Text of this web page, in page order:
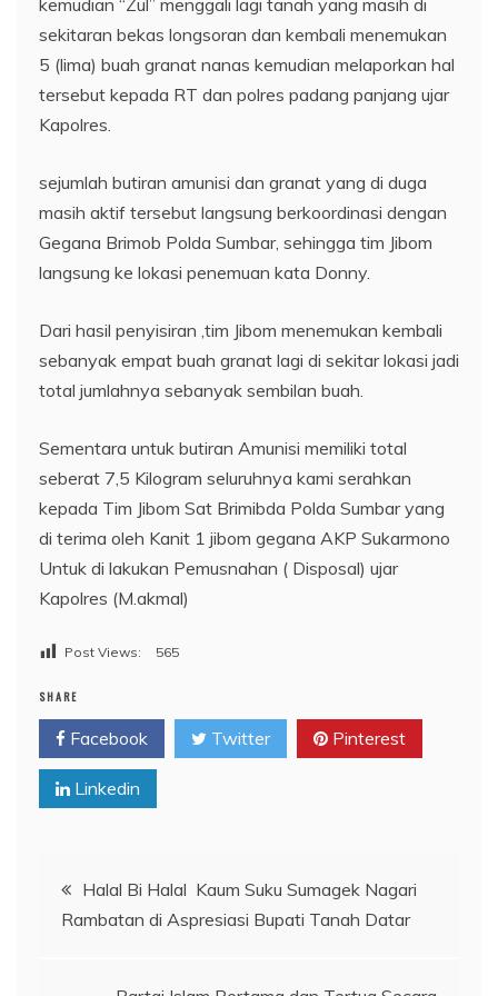
kemudian “Zul” menggali lagi tanah yang masih di
sekitaran bekas longsoran dan kembali menemukan
5 (lima) buah granat nanas kemudian melaporkan hal
tersebut kepada RT dan polres padang panjang ujar
Kapolres.
sejumlah butiran amunisi dan granat yang di duga
masih aktif tersebut langsung berkoordinasi dengan
Gegana Brimob Polda Sumbar, sehingga tim Jibom
langsung ke lokasi penemuan kata Donny.
Dari hasil penyisiran ,tim Jibom menemukan kembali
sebanyak empat buah granat lagi di sekitar lokasi jadi
total jumlahnya sebanyak sembilan buah.
Sementara untuk butiran Amunisi memiliki total
seberat 7,5 Kilogram seluruhnya kami serahkan
kepada Tim Jibom Sat Brimibda Polda Sumbar yang
di terima oleh Kanit 1 jibom gegana AKP Sukarmono
Untuk di lakukan Pemusnahan ( Disposal) ujar
Kapolres (M.akmal)
Post Views: 565
SHARE
Facebook Twitter Pinterest
Linkedin
Navigasi
pos
Halal Bi Halal Kaum Suku Sumagek Nagari
Rambatan di Aspresiasi Bupati Tanah Datar